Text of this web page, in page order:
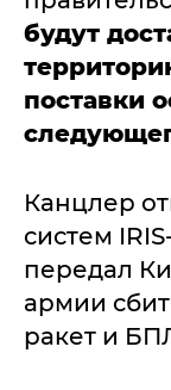
будут
поставки
Канцлер
систем
передал
армии
ракет и